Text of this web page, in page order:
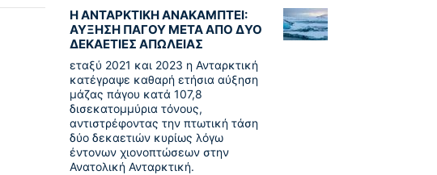
Η ΑΝΤΑΡΚΤΙΚΗ ΑΝΑΚΑΜΠΤΕΙ:
ΑΥΞΗΣΗ ΠΑΓΟΥ ΜΕΤΑ ΑΠΟ ΔΥΟ
ΔΕΚΑΕΤΙΕΣ ΑΠΩΛΕΙΑΣ
εταξύ 2021 και 2023 η Ανταρκτική
κατέγραψε καθαρή ετήσια αύξηση
μάζας πάγου κατά 107,8
δισεκατομμύρια τόνους,
αντιστρέφοντας την πτωτική τάση
δύο δεκαετιών κυρίως λόγω
έντονων χιονοπτώσεων στην
Ανατολική Ανταρκτική.